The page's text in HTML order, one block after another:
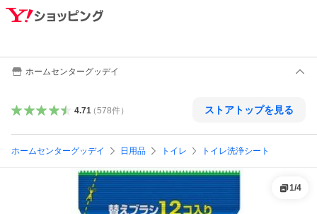
ホームセンターグッデイ
4.71（578件） ストアトップを見る
ホームセンターグッデイ 日用品 トイレ トイレ洗浄シート
1/4